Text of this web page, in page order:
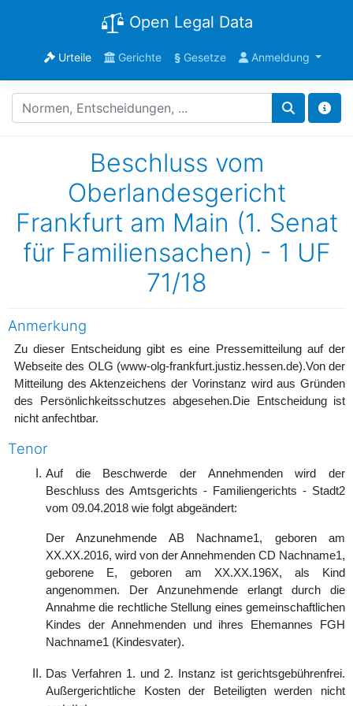
Open Legal Data
Urteile Gerichte §Gesetze Anmeldung
Beschluss vom
Oberlandesgericht
Frankfurt am Main (1. Senat
für Familiensachen) - 1 UF
71/18
Anmerkung
Zu dieser Entscheidung gibt es eine Pressemitteilung auf der
Webseite des OLG (www-olg-frankfurt.justiz.hessen.de).Von der
Mitteilung des Aktenzeichens der Vorinstanz wird aus Gründen
des Persönlichkeitsschutzes abgesehen.Die Entscheidung ist
nicht anfechtbar.
Tenor
Auf die Beschwerde der Annehmenden wird der
Beschluss des Amtsgerichts - Familiengerichts - Stadt2
vom 09.04.2018 wie folgt abgeändert:
Der Anzunehmende AB Nachname1, geboren am
XX.XX.2016, wird von der Annehmenden CD Nachname1,
geborene E, geboren am XX.XX.196X, als Kind
angenommen. Der Anzunehmende erlangt durch die
Annahme die rechtliche Stellung eines gemeinschaftlichen
Kindes der Annehmenden und ihres Ehemannes FGH
Nachname1 (Kindesvater).
Das Verfahren 1. und 2. Instanz ist gerichtsgebührenfrei.
Außergerichtliche Kosten der Beteiligten werden nicht